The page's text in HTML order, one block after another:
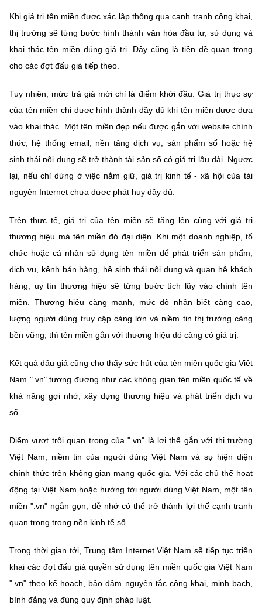
Khi giá trị tên miền được xác lập thông qua cạnh tranh công khai,
thị trường sẽ từng bước hình thành văn hóa đầu tư, sử dụng và
khai thác tên miền đúng giá trị. Đây cũng là tiền đề quan trọng
cho các đợt đấu giá tiếp theo.
Tuy nhiên, mức trả giá mới chỉ là điểm khởi đầu. Giá trị thực sự
của tên miền chỉ được hình thành đầy đủ khi tên miền được đưa
vào khai thác. Một tên miền đẹp nếu được gắn với website chính
thức, hệ thống email, nền tảng dịch vụ, sản phẩm số hoặc hệ
sinh thái nội dung sẽ trở thành tài sản số có giá trị lâu dài. Ngược
lại, nếu chỉ dừng ở việc nắm giữ, giá trị kinh tế - xã hội của tài
nguyên Internet chưa được phát huy đầy đủ.
Trên thực tế, giá trị của tên miền sẽ tăng lên cùng với giá trị
thương hiệu mà tên miền đó đại diện. Khi một doanh nghiệp, tổ
chức hoặc cá nhân sử dụng tên miền để phát triển sản phẩm,
dịch vụ, kênh bán hàng, hệ sinh thái nội dung và quan hệ khách
hàng, uy tín thương hiệu sẽ từng bước tích lũy vào chính tên
miền. Thương hiệu càng mạnh, mức độ nhận biết càng cao,
lượng người dùng truy cập càng lớn và niềm tin thị trường càng
bền vững, thì tên miền gắn với thương hiệu đó càng có giá trị.
Kết quả đấu giá cũng cho thấy sức hút của tên miền quốc gia Việt
Nam ".vn" tương đương như các không gian tên miền quốc tế về
khả năng gợi nhớ, xây dựng thương hiệu và phát triển dịch vụ
số.
Điểm vượt trội quan trọng của ".vn" là lợi thế gắn với thị trường
Việt Nam, niềm tin của người dùng Việt Nam và sự hiện diện
chính thức trên không gian mạng quốc gia. Với các chủ thể hoạt
động tại Việt Nam hoặc hướng tới người dùng Việt Nam, một tên
miền ".vn" ngắn gọn, dễ nhớ có thể trở thành lợi thế cạnh tranh
quan trọng trong nền kinh tế số.
Trong thời gian tới, Trung tâm Internet Việt Nam sẽ tiếp tục triển
khai các đợt đấu giá quyền sử dụng tên miền quốc gia Việt Nam
".vn" theo kế hoạch, bảo đảm nguyên tắc công khai, minh bạch,
bình đẳng và đúng quy định pháp luật.